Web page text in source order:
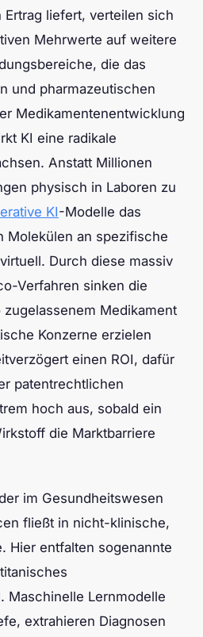
liefert, verteilen sich
Mehrwerte auf weitere
die das
und pharmazeutischen
Medikamentenentwicklung
KI eine radikale
Anstatt Millionen
physisch in Laboren zu
KI-Modelle das
Molekülen an spezifische
Durch diese massiv
Verfahren sinken die
Medikament
Konzerne erzielen
einen ROI, dafür
patentrechtlichen
hoch aus, sobald ein
die Marktbarriere
im Gesundheitswesen
fließt in nicht-klinische,
Hier entfalten sogenannte
Maschinelle Lernmodelle
extrahieren Diagnosen